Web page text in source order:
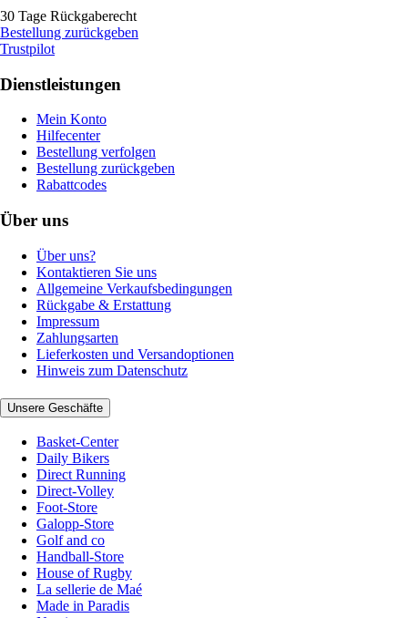
30 Tage Rückgaberecht
Bestellung zurückgeben
Trustpilot
Dienstleistungen
Mein Konto
Hilfecenter
Bestellung verfolgen
Bestellung zurückgeben
Rabattcodes
Über uns
Über uns?
Kontaktieren Sie uns
Allgemeine Verkaufsbedingungen
Rückgabe & Erstattung
Impressum
Zahlungsarten
Lieferkosten und Versandoptionen
Hinweis zum Datenschutz
Unsere Geschäfte
Basket-Center
Daily Bikers
Direct Running
Direct-Volley
Foot-Store
Galopp-Store
Golf and co
Handball-Store
House of Rugby
La sellerie de Maé
Made in Paradis